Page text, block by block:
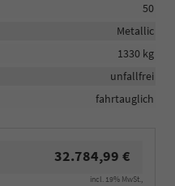
50
Metallic
1330 kg
unfallfrei
fahrtauglich
32.784,99 €
incl. 19% MwSt.,